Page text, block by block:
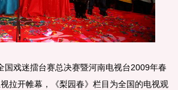
戏迷擂台赛总决赛暨河南电视台2009年春
拉开帷幕，《梨园春》栏目为全国的电视观